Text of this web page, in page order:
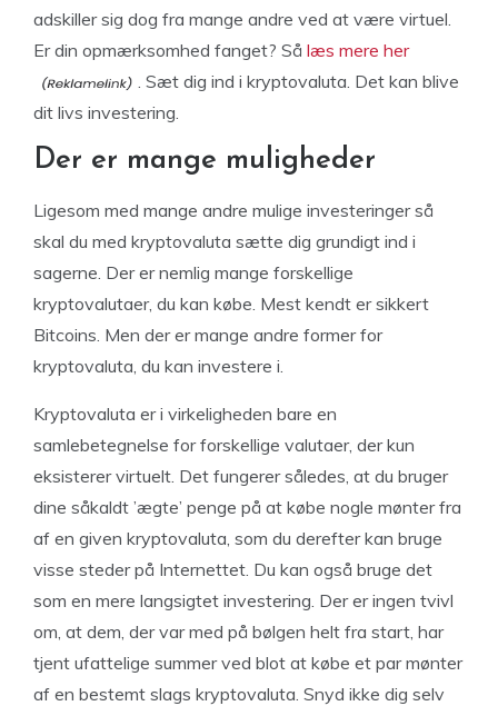
adskiller sig dog fra mange andre ved at være virtuel.
Er din opmærksomhed fanget? Så læs mere her
. Sæt dig ind i kryptovaluta. Det kan blive
dit livs investering.
Der er mange muligheder
Ligesom med mange andre mulige investeringer så
skal du med kryptovaluta sætte dig grundigt ind i
sagerne. Der er nemlig mange forskellige
kryptovalutaer, du kan købe. Mest kendt er sikkert
Bitcoins. Men der er mange andre former for
kryptovaluta, du kan investere i.
Kryptovaluta er i virkeligheden bare en
samlebetegnelse for forskellige valutaer, der kun
eksisterer virtuelt. Det fungerer således, at du bruger
dine såkaldt ’ægte’ penge på at købe nogle mønter fra
af en given kryptovaluta, som du derefter kan bruge
visse steder på Internettet. Du kan også bruge det
som en mere langsigtet investering. Der er ingen tvivl
om, at dem, der var med på bølgen helt fra start, har
tjent ufattelige summer ved blot at købe et par mønter
af en bestemt slags kryptovaluta. Snyd ikke dig selv